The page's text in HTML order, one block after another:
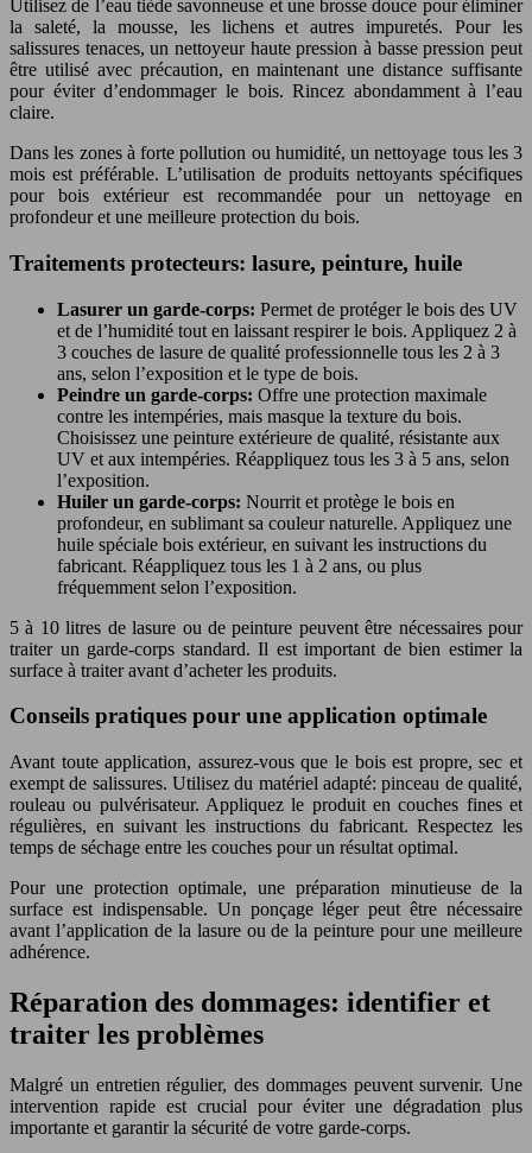
Utilisez de l’eau tiède savonneuse et une brosse douce pour éliminer
la saleté, la mousse, les lichens et autres impuretés. Pour les
salissures tenaces, un nettoyeur haute pression à basse pression peut
être utilisé avec précaution, en maintenant une distance suffisante
pour éviter d’endommager le bois. Rincez abondamment à l’eau
claire.
Dans les zones à forte pollution ou humidité, un nettoyage tous les 3
mois est préférable. L’utilisation de produits nettoyants spécifiques
pour bois extérieur est recommandée pour un nettoyage en
profondeur et une meilleure protection du bois.
Traitements protecteurs: lasure, peinture, huile
Lasurer un garde-corps: Permet de protéger le bois des UV
et de l’humidité tout en laissant respirer le bois. Appliquez 2 à
3 couches de lasure de qualité professionnelle tous les 2 à 3
ans, selon l’exposition et le type de bois.
Peindre un garde-corps: Offre une protection maximale
contre les intempéries, mais masque la texture du bois.
Choisissez une peinture extérieure de qualité, résistante aux
UV et aux intempéries. Réappliquez tous les 3 à 5 ans, selon
l’exposition.
Huiler un garde-corps: Nourrit et protège le bois en
profondeur, en sublimant sa couleur naturelle. Appliquez une
huile spéciale bois extérieur, en suivant les instructions du
fabricant. Réappliquez tous les 1 à 2 ans, ou plus
fréquemment selon l’exposition.
5 à 10 litres de lasure ou de peinture peuvent être nécessaires pour
traiter un garde-corps standard. Il est important de bien estimer la
surface à traiter avant d’acheter les produits.
Conseils pratiques pour une application optimale
Avant toute application, assurez-vous que le bois est propre, sec et
exempt de salissures. Utilisez du matériel adapté: pinceau de qualité,
rouleau ou pulvérisateur. Appliquez le produit en couches fines et
régulières, en suivant les instructions du fabricant. Respectez les
temps de séchage entre les couches pour un résultat optimal.
Pour une protection optimale, une préparation minutieuse de la
surface est indispensable. Un ponçage léger peut être nécessaire
avant l’application de la lasure ou de la peinture pour une meilleure
adhérence.
Réparation des dommages: identifier et
traiter les problèmes
Malgré un entretien régulier, des dommages peuvent survenir. Une
intervention rapide est crucial pour éviter une dégradation plus
importante et garantir la sécurité de votre garde-corps.